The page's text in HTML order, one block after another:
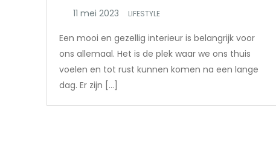
LIFESTYLE
Een mooi en gezellig interieur is belangrijk voor
ons allemaal. Het is de plek waar we ons thuis
voelen en tot rust kunnen komen na een lange
dag. Er zijn […]